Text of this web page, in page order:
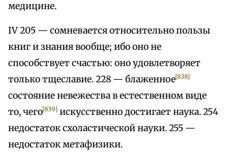
медицине.
IV 205 — сомневается относительно пользы
книг и знания вообще; ибо оно не
способствует счастью: оно удовлетворяет
только тщеславие. 228 — блаженное[838]
состояние невежества в естественном виде
то, чего[839] искусственно достигает наука. 254
недостаток схоластической науки. 255 —
недостаток метафизики.